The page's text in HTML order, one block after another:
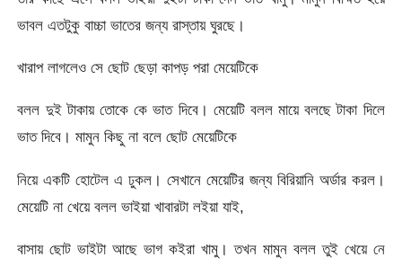
ভাবল এতটুকু বাচ্চা ভাতের জন্য রাস্তায় ঘুরছে।
খারাপ লাগলেও সে ছোট ছেড়া কাপড় পরা মেয়েটিকে
বলল দুই টাকায় তোকে কে ভাত দিবে। মেয়েটি বলল মায়ে বলছে টাকা দিলে
ভাত দিবে। মামুন কিছু না বলে ছোট মেয়েটিকে
নিয়ে একটি হোটেল এ ঢুকল। সেখানে মেয়েটির জন্য বিরিয়ানি অর্ডার করল।
মেয়েটি না খেয়ে বলল ভাইয়া খাবারটা লইয়া যাই,
বাসায় ছোট ভাইটা আছে ভাগ কইরা খামু। তখন মামুন বলল তুই খেয়ে নে